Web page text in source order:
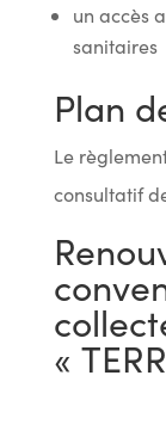
un accès
sanitaires
Plan
Le
consultatif
«